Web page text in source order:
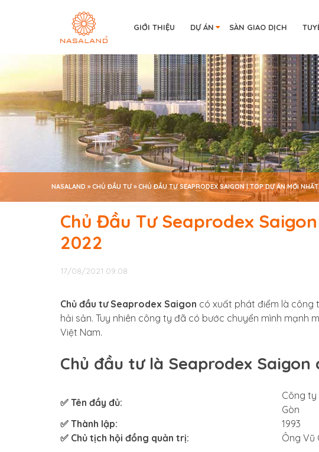
GIỚI THIỆU DỰ ÁN SÀN GIAO DỊCH
NASALAND »CHỦ ĐẦU TƯ»CHỦ ĐẦU TƯ SEAPRODEX SAIGON | TOP DỰ ÁN MỚI
Chủ Đầu Tư Seaprodex
2022
17/08/2021 09:08
Chủ đầu tư Seaprodex Saigon có xuất phát điểm là công
hải sản. Tuy nhiên công ty đã có bước chuyển mình mạnh
Việt Nam.
Chủ đầu tư là Seaprodex Saigon
✅ Tên đầy đủ:
Công ty
Gòn
✅ Thành lập:
1993
✅ Chủ tịch hội đồng quản trị:
Ông Vũ